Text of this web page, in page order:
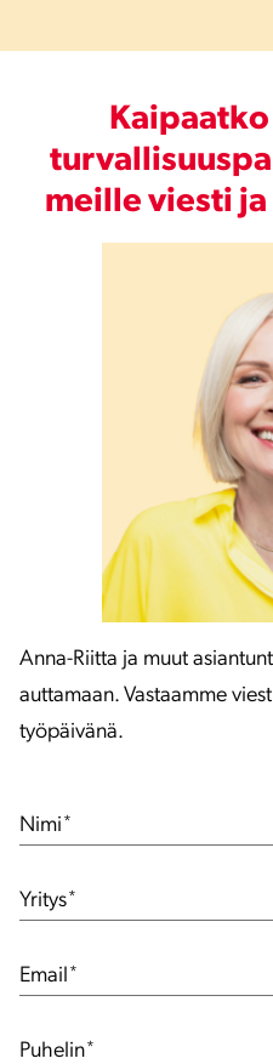
meille viesti
Anna-Riitta ja muut
auttamaan. Vastaamme
työpäivänä.
Nimi *
Yritys*
Email *
Puhelin*